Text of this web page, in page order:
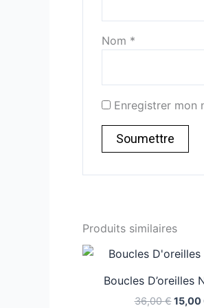
Nom *
Enregistrer mon
Produits similaires
Boucles D’oreilles
36,00€
Le
prix
initial
était :
36,00
15,00